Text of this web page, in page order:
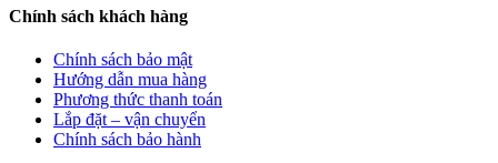
Chính sách khách hàng
Chính sách bảo mật
Hướng dẫn mua hàng
Phương thức thanh toán
Lắp đặt – vận chuyển
Chính sách bảo hành